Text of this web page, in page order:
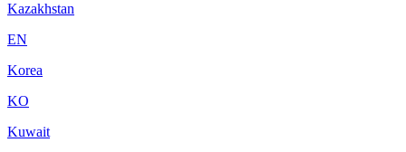
Kazakhstan
EN
Korea
KO
Kuwait